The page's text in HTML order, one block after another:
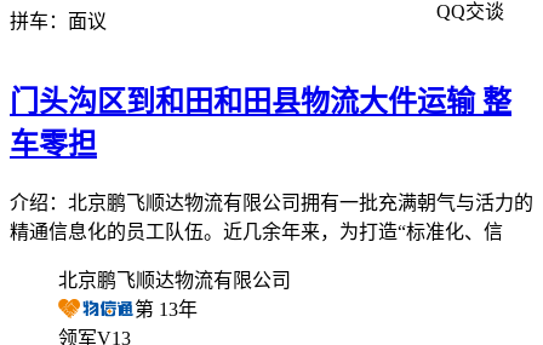
拼车： 面议
QQ交谈
门头沟区到和田和田县物流大件运输 整
车零担
介绍：北京鹏飞顺达物流有限公司拥有一批充满朝气与活力的
精通信息化的员工队伍。近几余年来，为打造“标准化、信
北京鹏飞顺达物流有限公司
第 13年
领军V13